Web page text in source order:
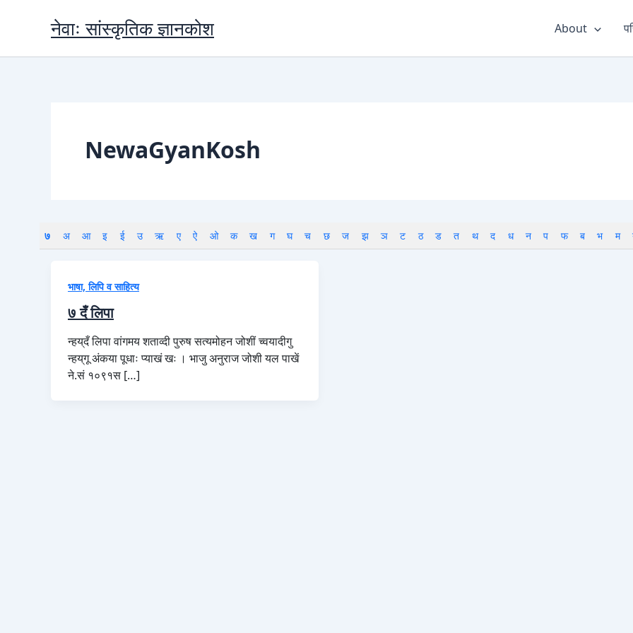
नेवाः सांस्कृतिक ज्ञानकोश About
NewaGyanKosh
७ अ आ इ ई उ ऋ ए ऐ ओ क ख ग घ च छ ज झ ञ ट ठ ड त थ द ध न प फ ब भ म
भाषा, लिपि व साहित्य
७ दँ लिपा
न्हय्‌दँ लिपा वांगमय शताव्दी पुरुष सत्यमोहन जोशीं च्वयादीगु
न्हय्‌गू अंकया पूधाः प्याखं खः । भाजु अनुराज जोशी यल पाखें
ने.सं १०९१स […]